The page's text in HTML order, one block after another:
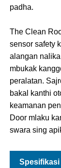
padha.
The Clean
sensor safety
alangan
mbukak
peralatan.
bakal kanthi
keamanan
Door mlaku
swara sing
Spesifikasi